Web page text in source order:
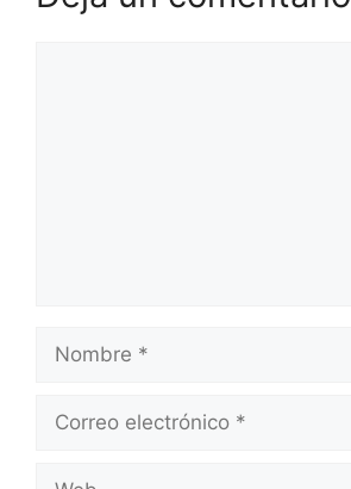
Nombre
Correo
Web